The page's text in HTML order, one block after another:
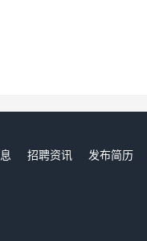
招聘资讯 发布简历